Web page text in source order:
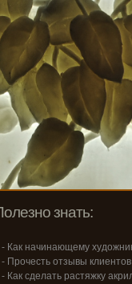
знать:
- Как начинающему
- Прочесть отзывы клиентов
- Как сделать растяжку